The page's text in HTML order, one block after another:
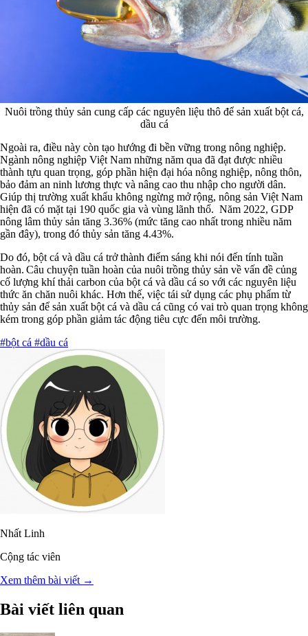
Nuôi trồng thủy sản cung cấp các nguyên liệu thô để sản xuất bột cá,
dầu cá
Ngoài ra, điều này còn tạo hướng đi bền vững trong nông nghiệp.
Ngành nông nghiệp Việt Nam những năm qua đã đạt được nhiều
thành tựu quan trọng, góp phần hiện đại hóa nông nghiệp, nông thôn,
bảo đảm an ninh lương thực và nâng cao thu nhập cho người dân.
Giúp thị trường xuất khẩu không ngừng mở rộng, nông sản Việt Nam
hiện đã có mặt tại 190 quốc gia và vùng lãnh thổ. Năm 2022, GDP
nông lâm thủy sản tăng 3.36% (mức tăng cao nhất trong nhiều năm
gần đây), trong đó thủy sản tăng 4.43%.
Do đó, bột cá và dầu cá trở thành điểm sáng khi nói đến tính tuần
hoàn. Câu chuyện tuần hoàn của nuôi trồng thủy sản về vấn đề củng
cố lượng khí thải carbon của bột cá và dầu cá so với các nguyên liệu
thức ăn chăn nuôi khác. Hơn thế, việc tái sử dụng các phụ phẩm từ
thủy sản để sản xuất bột cá và dầu cá cũng có vai trò quan trọng không
kém trong góp phần giảm tác động tiêu cực đến môi trường.
#bột cá #dầu cá
Nhất Linh
Cộng tác viên
Xem thêm bài viết →
Bài viết liên quan